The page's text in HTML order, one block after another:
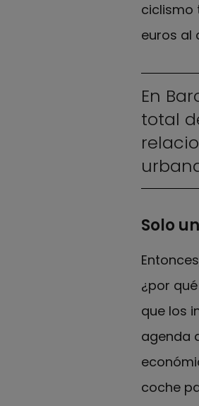
ciclismo
euros al
En
total
Solo
¿por
que los
agenda
coche